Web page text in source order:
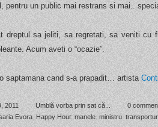
pentru un public mai restrans si mai..
dreptul sa jeliti, sa regretati, sa veniti cu
Acum aveti o “ocazie”.
saptamana cand s-a prapadit… artista
2011 Umblă vorba prin sat că...
0
Evora, Happy Hour, manele, ministru,